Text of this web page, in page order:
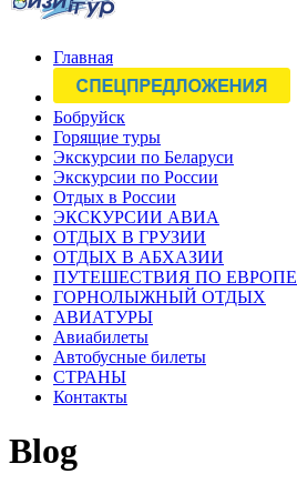
Главная
Бобруйск
Горящие туры
Экскурсии по Беларуси
Экскурсии по России
Отдых в России
ЭКСКУРСИИ АВИА
ОТДЫХ В ГРУЗИИ
ОТДЫХ В АБХАЗИИ
ПУТЕШЕСТВИЯ ПО ЕВРОПЕ
ГОРНОЛЫЖНЫЙ ОТДЫХ
АВИАТУРЫ
Авиабилеты
Автобусные билеты
СТРАНЫ
Контакты
Blog